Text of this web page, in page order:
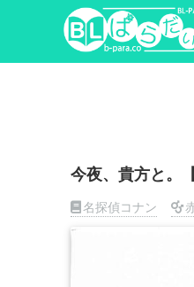
今夜、貴方と。
名探偵コナン